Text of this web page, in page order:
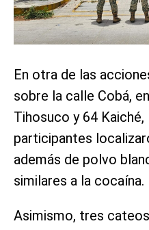
En otra de las
sobre la calle Cobá,
Tihosuco y 64
participantes
además de polvo
similares a la cocaína.
Asimismo, tres